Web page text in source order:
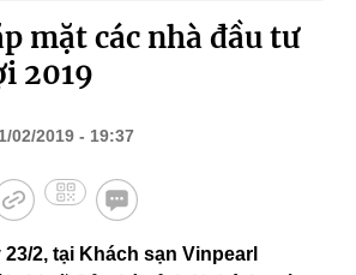
mặt các nhà đầu tư
2019
02/2019 - 19:37
2, tại Khách sạn Vinpearl